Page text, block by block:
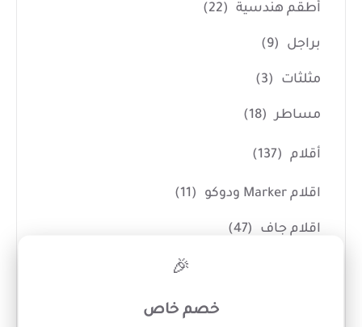
أطقم هندسية (22)
براجل (9)
مثلثات (3)
مساطر (18)
أقلام (137)
اقلام Marker ودوكو (11)
اقلام جاف (47)
🎉
خصم خاص